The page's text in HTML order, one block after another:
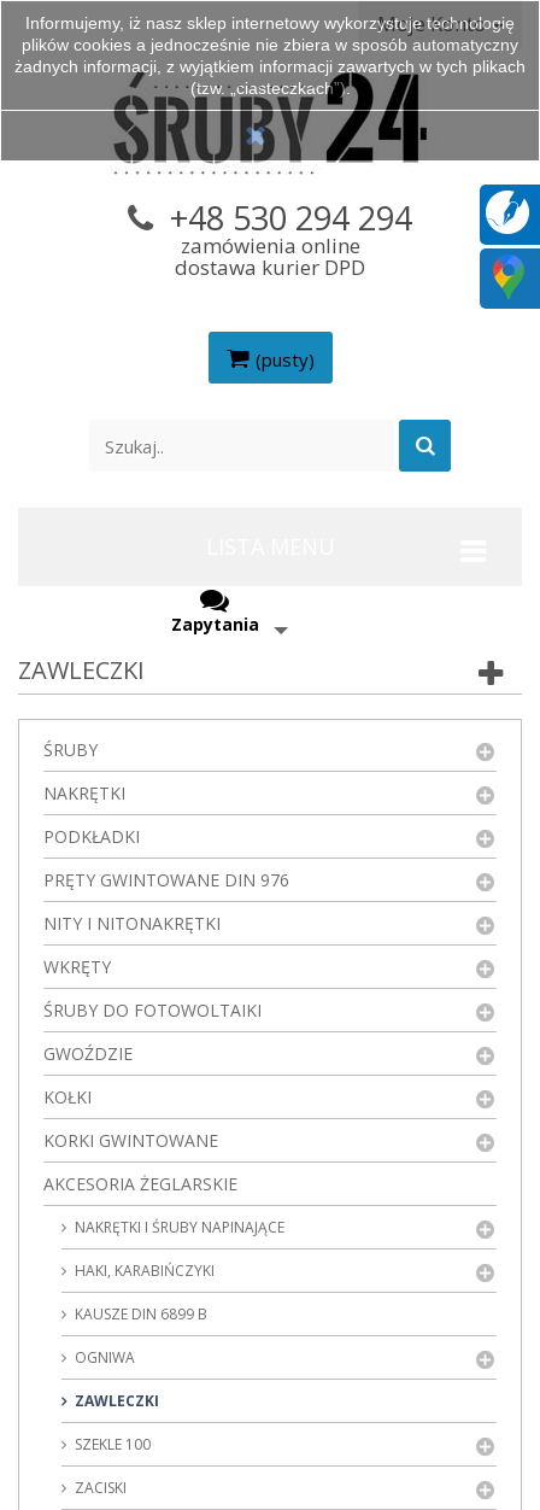
Moje Konto
(pusty)
+48 530 294 294
zamówienia online
dostawa kurier DPD
Zapytania
ZAWLECZKI
ŚRUBY
NAKRĘTKI
PODKŁADKI
PRĘTY GWINTOWANE DIN 976
NITY I NITONAKRĘTKI
WKRĘTY
ŚRUBY DO FOTOWOLTAIKI
GWOŹDZIE
KOŁKI
KORKI GWINTOWANE
AKCESORIA ŻEGLARSKIE
NAKRĘTKI I ŚRUBY NAPINAJĄCE
HAKI, KARABIŃCZYKI
KAUSZE DIN 6899 B
OGNIWA
ZAWLECZKI
SZEKLE 100
ZACISKI
Informujemy, iż nasz sklep internetowy wykorzystuje technologię
plików cookies a jednocześnie nie zbiera w sposób automatyczny
żadnych informacji, z wyjątkiem informacji zawartych w tych plikach
(tzw. „ciasteczkach”).